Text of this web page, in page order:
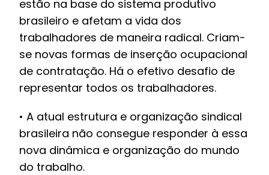
estão na base do sistema produtivo
brasileiro e afetam a vida dos
trabalhadores de maneira radical. Criam-
se novas formas de inserção ocupacional
de contratação. Há o efetivo desafio de
representar todos os trabalhadores.
• A atual estrutura e organização sindical
brasileira não consegue responder à essa
nova dinâmica e organização do mundo
do trabalho.